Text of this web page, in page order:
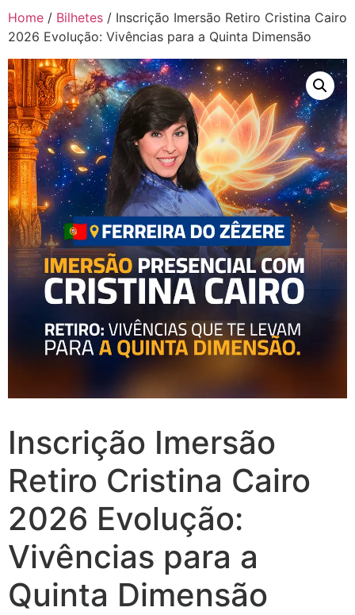
Home / Bilhetes / Inscrição Imersão Retiro Cristina Cairo
2026 Evolução: Vivências para a Quinta Dimensão
Inscrição Imersão
Retiro Cristina Cairo
2026 Evolução:
Vivências para a
Quinta Dimensão